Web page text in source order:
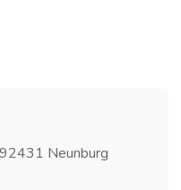
Neunburg